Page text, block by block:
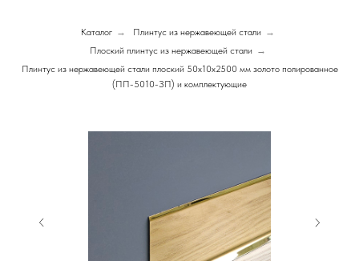
Каталог → Плинтус из нержавеющей стали →
Плоский плинтус из нержавеющей стали →
Плинтус из нержавеющей стали плоский 50х10х2500 мм золото полированное
(ПП-5010-ЗП) и комплектующие